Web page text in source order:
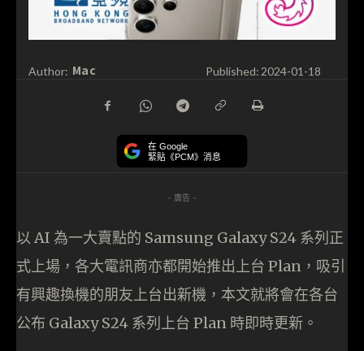
Author: Mac Published: 2024-01-18
在 Google
緊貼《PCM》消息
- 廣告 -
以 AI 為一大賣點的 Samsung Galaxy S24 系列正
式上場，各大電訊商亦都開始推出上台 Plan，吸引
有興趣換機的朋友上台出新機，本文就將會在各台
公布 Galaxy S24 系列上台 Plan 時即時更新。